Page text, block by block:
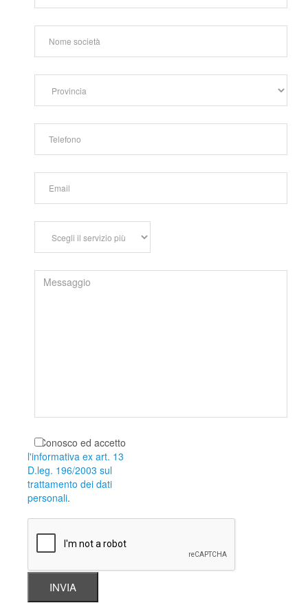
Conosco ed accetto
l'informativa ex art. 13
D.leg. 196/2003 sul
trattamento dei dati
personali.